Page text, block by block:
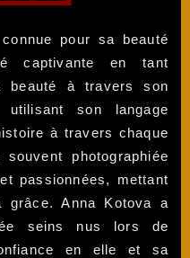
pour sa beauté
captivante en tant
beauté à travers son
son langage
à travers chaque
photographiée
passionnées, mettant
Anna Kotova a
seins nus lors de
en elle et sa